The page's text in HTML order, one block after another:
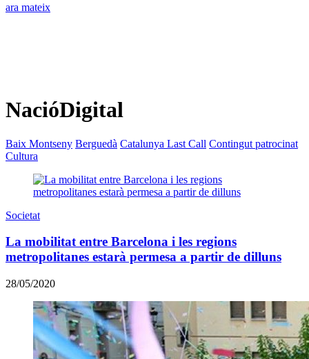
ara mateix
NacióDigital
Baix Montseny Berguedà Catalunya Last Call Contingut patrocinat
Cultura
Societat
La mobilitat entre Barcelona i les regions
metropolitanes estarà permesa a partir de dilluns
28/05/2020